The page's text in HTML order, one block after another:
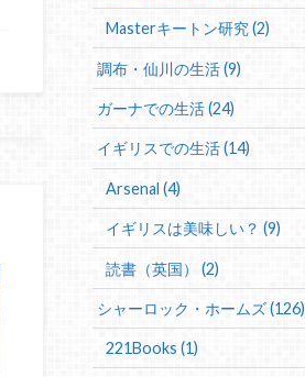
Masterキートン研究 (2)
調布・仙川の生活 (9)
ガーナでの生活 (24)
イギリスでの生活 (14)
Arsenal (4)
イギリスは美味しい？ (9)
読書（英国） (2)
シャーロック・ホームズ (126)
221Books (1)